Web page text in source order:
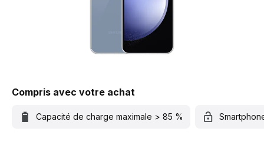
Compris avec votre achat
Capacité de charge maximale > 85 %